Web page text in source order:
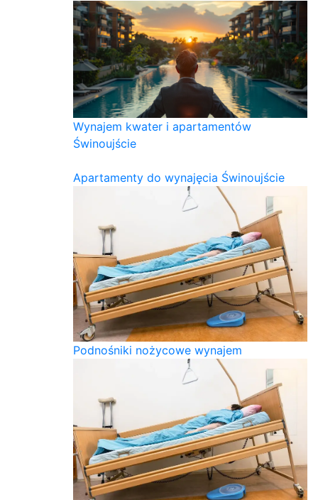
Wynajem kwater i apartamentów
Świnoujście
Apartamenty do wynajęcia Świnoujście
Podnośniki nożycowe wynajem